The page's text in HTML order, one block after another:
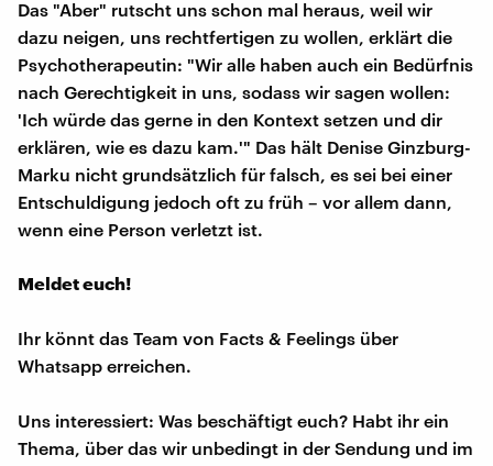
Das "Aber" rutscht uns schon mal heraus, weil wir
dazu neigen, uns rechtfertigen zu wollen, erklärt die
Psychotherapeutin: "Wir alle haben auch ein Bedürfnis
nach Gerechtigkeit in uns, sodass wir sagen wollen:
'Ich würde das gerne in den Kontext setzen und dir
erklären, wie es dazu kam.'" Das hält Denise Ginzburg-
Marku nicht grundsätzlich für falsch, es sei bei einer
Entschuldigung jedoch oft zu früh – vor allem dann,
wenn eine Person verletzt ist.
Meldet euch!
Ihr könnt das Team von Facts & Feelings über
Whatsapp erreichen.
Uns interessiert: Was beschäftigt euch? Habt ihr ein
Thema, über das wir unbedingt in der Sendung und im